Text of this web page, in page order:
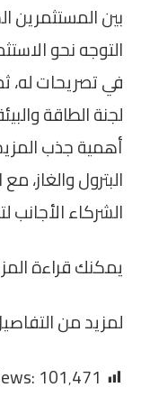
بين المستثمرين
التوجه نحو
في تصريحات له،
لجنة الطاقة
أهمية جذب
البترول
الشركاء الأجانب
يمكنك قراءة
لمزيد من
101٬471